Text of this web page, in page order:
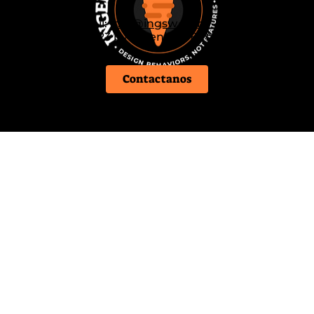
Contactanos
Email:info@ingsw.com
© 2023 by Ingenious Behavior